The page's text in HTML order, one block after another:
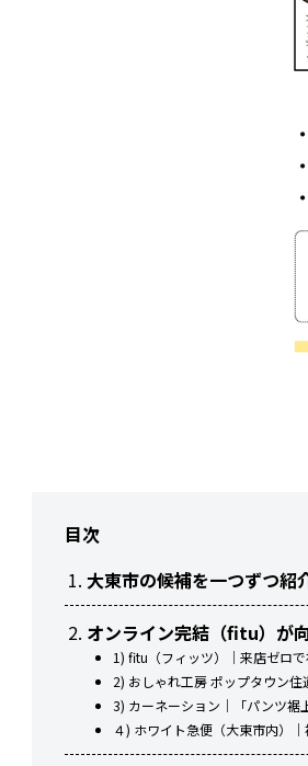
目次
大東市の候補を一つずつ紹
オンライン完結（fitu）が
1) fitu（フィッツ）｜来店ゼロ
2) おしゃれ工房 ポップタウン
3) カーネーション｜「パンツ裾
４) ホワイト急便（大東市内）